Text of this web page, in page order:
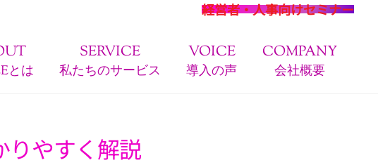
経営者・人事向けセミナー
とは
SERVICE
私たちのサービス
VOICE
導入の声
COMPANY
会社概要
りやすく解説